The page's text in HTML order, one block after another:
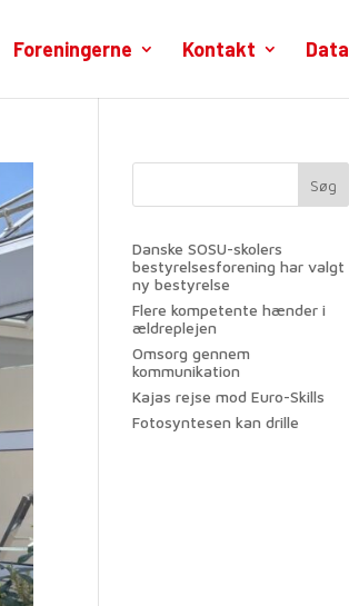
Foreningerne Kontakt Data
Søg
Danske SOSU-skolers
bestyrelsesforening har valgt
ny bestyrelse
Flere kompetente hænder i
ældreplejen
Omsorg gennem
kommunikation
Kajas rejse mod Euro-Skills
Fotosyntesen kan drille